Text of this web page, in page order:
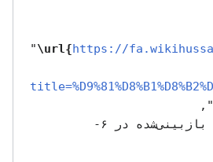
"\url{https://
  note = "[برخط؛ بازبینی‌شده در ۶-